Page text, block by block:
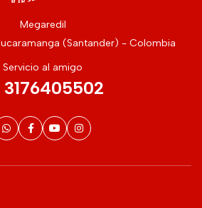
Megaredil
(Santander) - Colombia
Servicio al amigo
3176405502